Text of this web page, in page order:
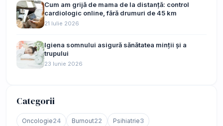
Cum am grijă de mama de la distanță: control
cardiologic online, fără drumuri de 45 km
21 Iulie 2026
Igiena somnului asigură sănătatea minții și a
trupului
23 Iunie 2026
Categorii
Oncologie24 Burnout22 Psihiatrie3